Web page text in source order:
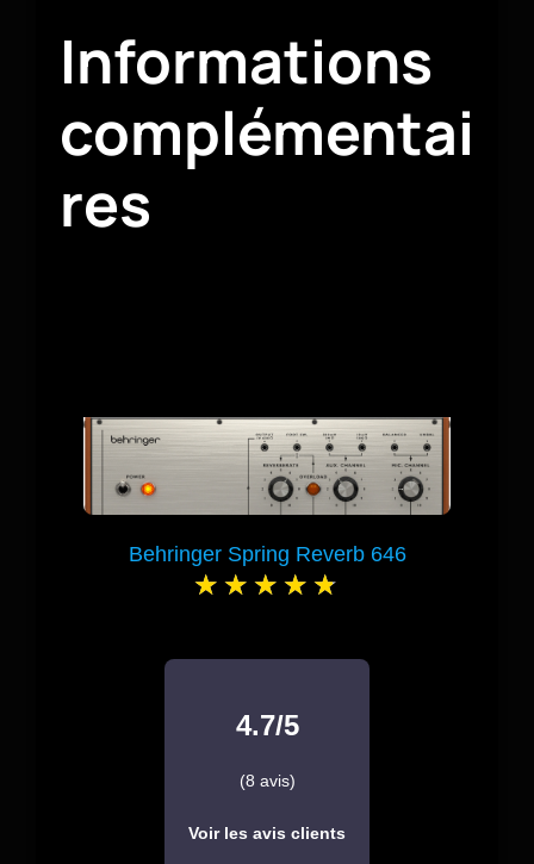
Informations
complémentai
res
Behringer Spring Reverb 646
4.7/5
(8 avis)
Voir les avis clients